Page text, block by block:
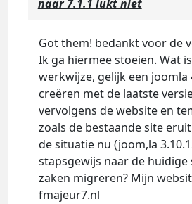
naar 7.1.1 lukt niet
Got them! bedankt voor de
Ik ga hiermee stoeien. Wat
werkwijze, gelijk een joomla
creëren met de laatste
vervolgens de website en
zoals de bestaande site
de situatie nu (joom,la
stapsgewijs naar de huidige
zaken migreren? Mijn
fmajeur7.nl